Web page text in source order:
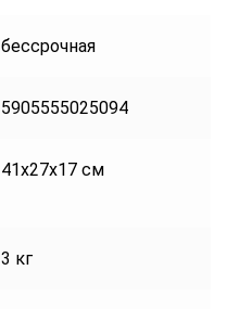
бессрочная
5905555025094
41x27x17 см
3 кг